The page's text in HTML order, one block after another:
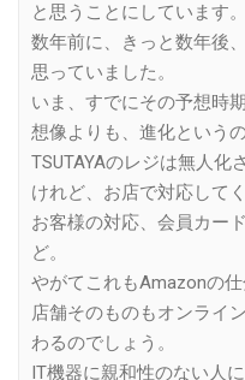
と思うことにしています。
数年前に、きっと数年後
思っていました。
いま、すでにその予想時
想像よりも、進化という
TSUTAYAのレジは無人化
けれど、お店で対応して
お客様の対応、会員カー
ど。
やがてこれもAmazonの仕
店舗そのものもオンライ
わるのでしょう。
IT機器に親和性のない人